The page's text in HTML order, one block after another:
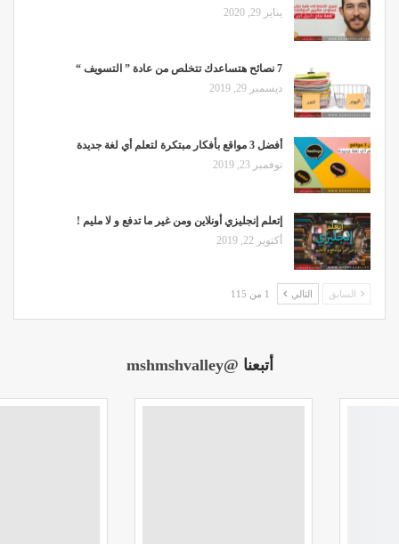
يناير 29, 2020
7 نصائح هتساعدك تتخلص من عادة ” التسويف “
ديسمبر 29, 2019
أفضل 3 مواقع بأفكار مبتكرة لتعلم أي لغة جديدة
نوفمبر 23, 2019
إتعلم إنجليزي أونلاين ومن غير ما تدفع و لا مليم !
أكتوبر 22, 2019
السابق التالي 1 من 115
أتبعنا @mshmshvalley